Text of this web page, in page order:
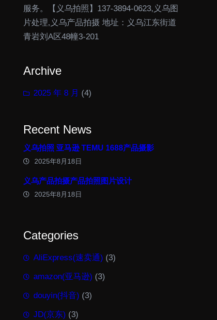
服务。【义乌拍照】137-3894-0623,义乌图
片处理,义乌产品拍摄 地址：义乌江东街道
青岩刘A区48幢3-201
Archive
2025 年 8 月 (4)
Recent News
义乌拍照 亚马逊 TEMU 1688产品摄影
2025年8月18日
义乌产品拍摄产品拍照图片设计
2025年8月18日
Categories
AliExpress(速卖通) (3)
amazon(亚马逊) (3)
douyin(抖音) (3)
JD(京东) (3)